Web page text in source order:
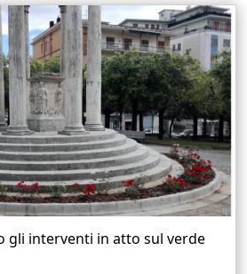
gli interventi in atto sul verde